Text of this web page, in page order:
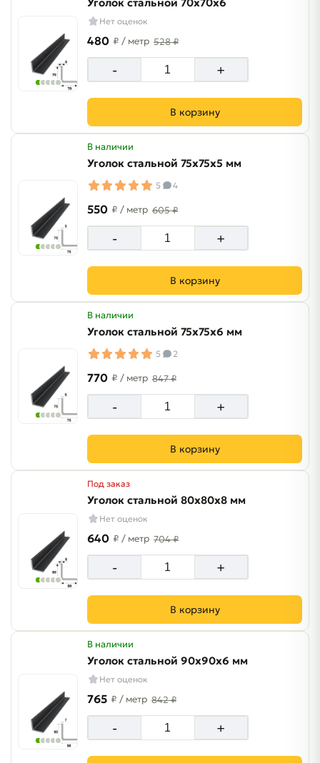
Нет оценок
480 ₽ / метр 528 ₽
- +
В корзину
В наличии
Уголок стальной 75х75х5 мм
5 4
550 ₽ / метр 605 ₽
- +
В корзину
В наличии
Уголок стальной 75х75х6 мм
5 2
770 ₽ / метр 847 ₽
- +
В корзину
Под заказ
Уголок стальной 80х80х8 мм
Нет оценок
640 ₽ / метр 704 ₽
- +
В корзину
В наличии
Уголок стальной 90х90х6 мм
Нет оценок
765 ₽ / метр 842 ₽
- +